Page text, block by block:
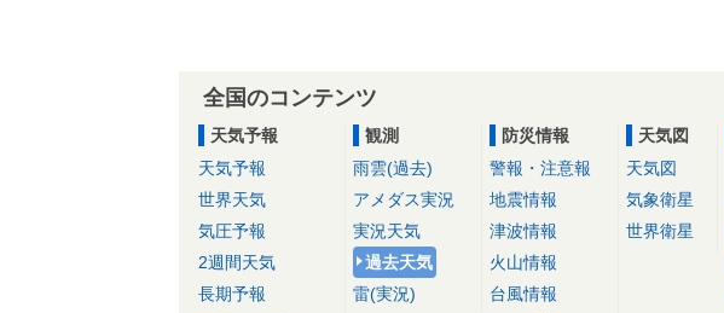
全国のコンテンツ
天気予報
天気予報
世界天気
気圧予報
2週間天気
長期予報
観測
雨雲(過去)
アメダス実況
実況天気
過去天気
雷(実況)
防災情報
警報・注意報
地震情報
津波情報
火山情報
台風情報
天気図
天気図
気象衛星
世界衛星